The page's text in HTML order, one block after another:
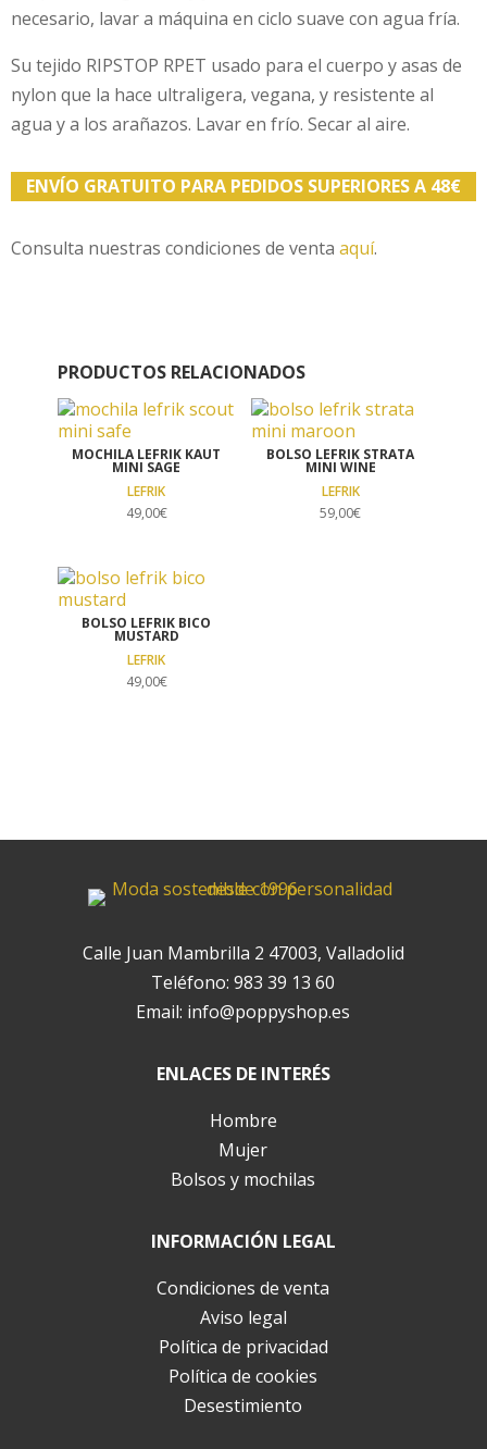
necesario, lavar a máquina en ciclo suave con agua fría.
Su tejido RIPSTOP RPET usado para el cuerpo y asas de
nylon que la hace ultraligera, vegana, y resistente al
agua y a los arañazos. Lavar en frío. Secar al aire.
ENVÍO GRATUITO PARA PEDIDOS SUPERIORES A 48€
Consulta nuestras condiciones de venta aquí.
PRODUCTOS RELACIONADOS
MOCHILA LEFRIK KAUT
MINI SAGE
LEFRIK
49,00€
BOLSO LEFRIK STRATA
MINI WINE
LEFRIK
59,00€
BOLSO LEFRIK BICO
MUSTARD
LEFRIK
49,00€
Calle Juan Mambrilla 2 47003, Valladolid
Teléfono:983 39 13 60
Email: info@poppyshop.es
ENLACES DE INTERÉS
Hombre
Mujer
Bolsos y mochilas
INFORMACIÓN LEGAL
Condiciones de venta
Aviso legal
Política de privacidad
Política de cookies
Desestimiento